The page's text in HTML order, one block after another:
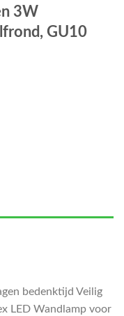
3W
GU10
bedenktijd Veilig
LED Wandlamp voor